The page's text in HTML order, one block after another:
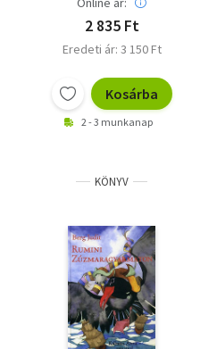
2 835 Ft
Eredeti ár: 3 150 Ft
Kosárba
2 - 3 munkanap
KÖNYV